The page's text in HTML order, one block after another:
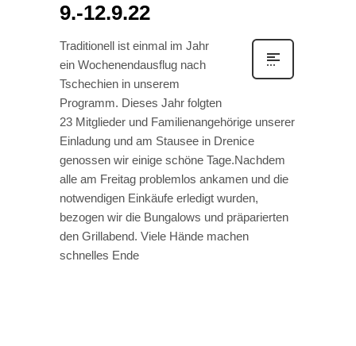
9.-12.9.22
Traditionell ist einmal im Jahr
ein Wochenendausflug nach
Tschechien in unserem
Programm. Dieses Jahr folgten
23 Mitglieder und Familienangehörige unserer
Einladung und am Stausee in Drenice
genossen wir einige schöne Tage.Nachdem
alle am Freitag problemlos ankamen und die
notwendigen Einkäufe erledigt wurden,
bezogen wir die Bungalows und präparierten
den Grillabend. Viele Hände machen
schnelles Ende